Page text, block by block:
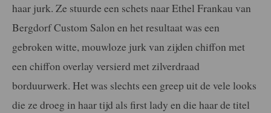
haar jurk. Ze stuurde een schets naar Ethel Frankau van
Bergdorf Custom Salon en het resultaat was een
gebroken witte, mouwloze jurk van zijden chiffon met
een chiffon overlay versierd met zilverdraad
borduurwerk. Het was slechts een greep uit de vele looks
die ze droeg in haar tijd als first lady en die haar de titel